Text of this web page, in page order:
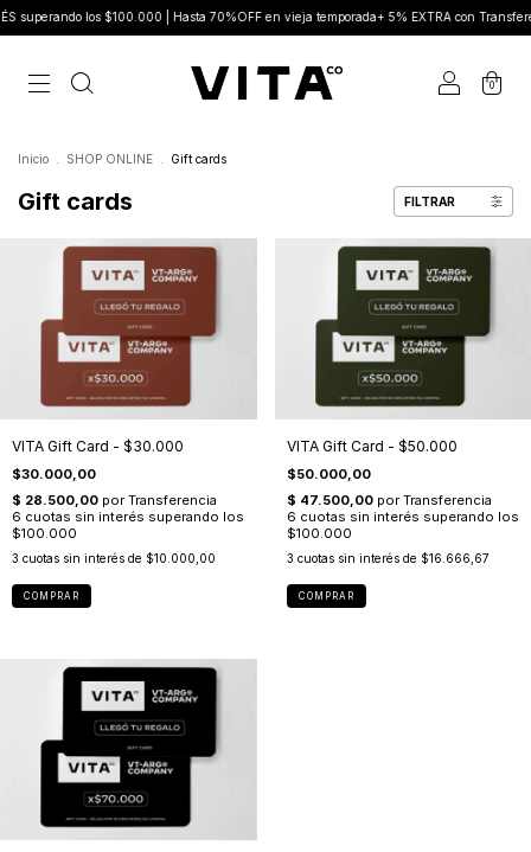
superando los $100.000 | Hasta 70%OFF en vieja temporada+ 5% EXTRA con
0
Inicio SHOP ONLINE Gift cards
Gift cards FILTRAR
VITA Gift Card - $30.000
$30.000,00
3 cuotas sin interés de $10.000,00
VITA Gift Card - $50.000
$50.000,00
3 cuotas sin interés de $16.666,67